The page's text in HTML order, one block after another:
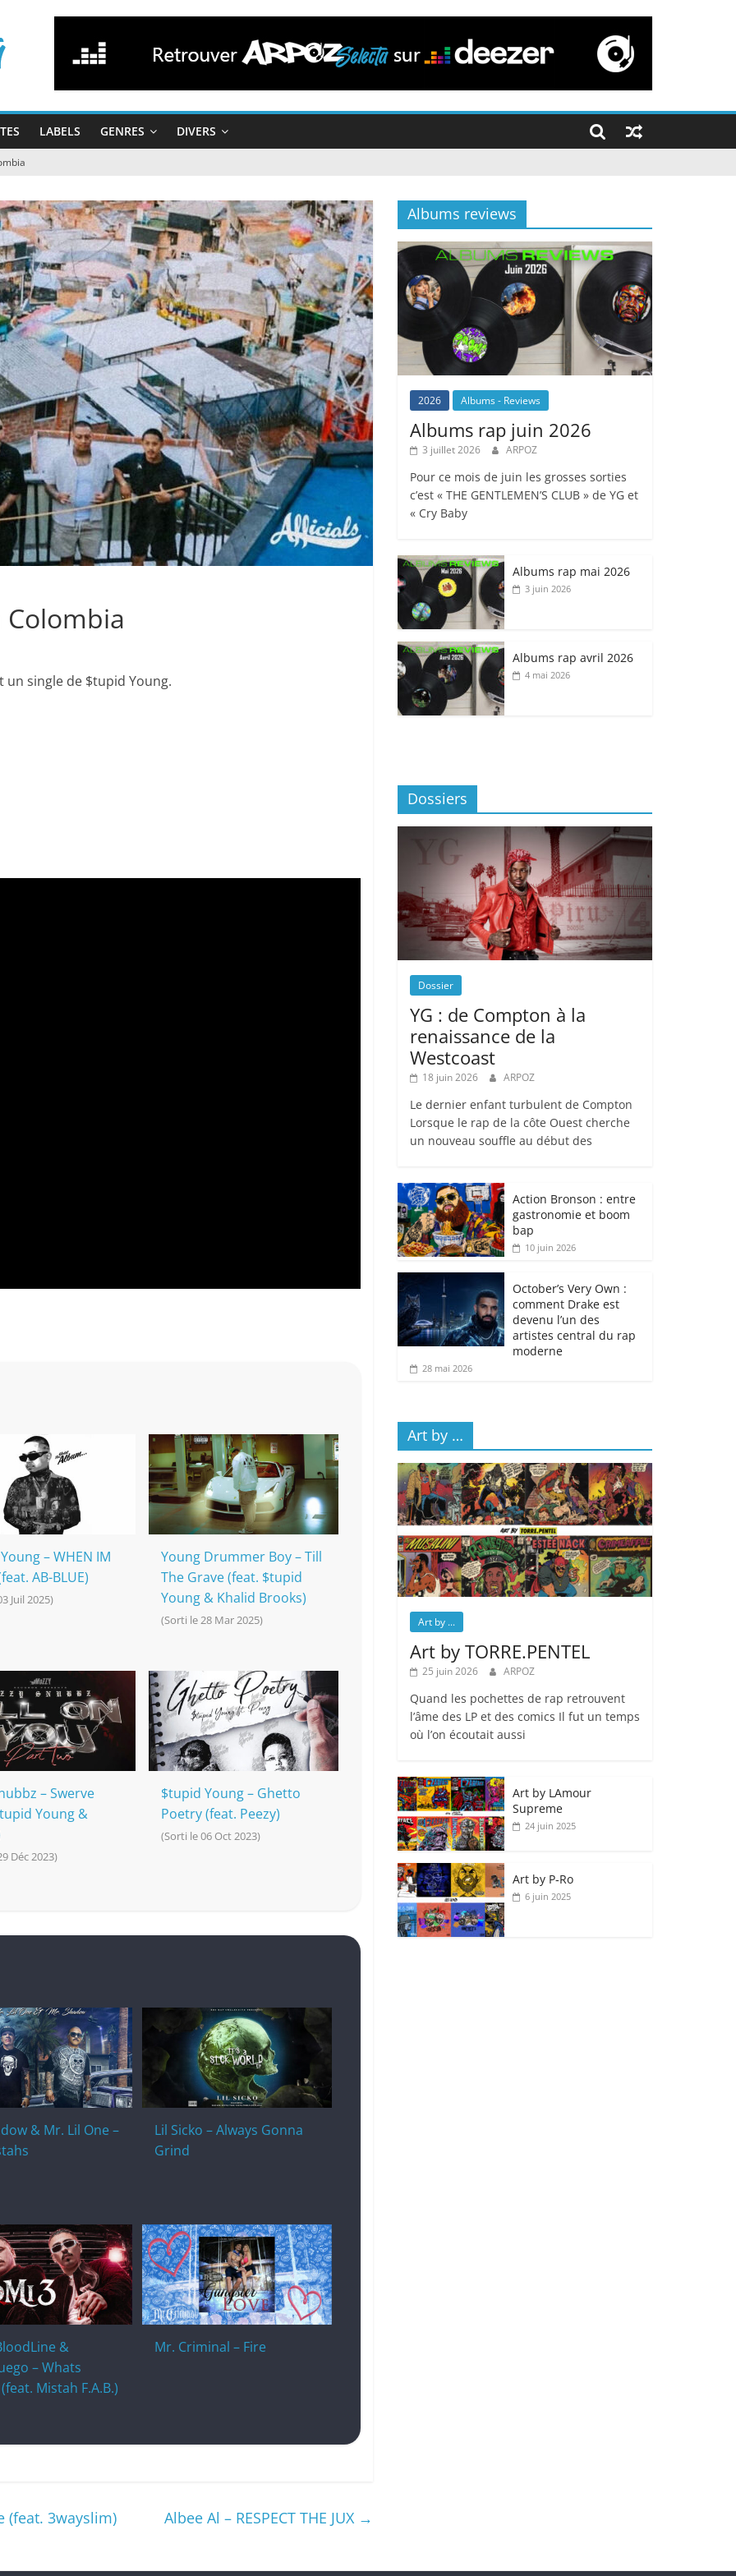
LABELS GENRES DIVERS
un single de $tupid Young.
– WHEN IM
AB-BLUE)
Juil 2025)
Young Drummer Boy – Till
The Grave (feat. $tupid
Young & Khalid Brooks)
(Sorti le 28 Mar 2025)
– Swerve
Young &
Déc 2023)
$tupid Young – Ghetto
Poetry (feat. Peezy)
(Sorti le 06 Oct 2023)
& Mr. Lil One –
Lil Sicko – Always Gonna
Grind
&
– Whats
Mistah F.A.B.)
Mr. Criminal – Fire
(feat. 3wayslim) Albee Al – RESPECT THE JUX →
Albums reviews
2026 Albums - Reviews
Albums rap juin 2026
3 juillet 2026 ARPOZ
Pour ce mois de juin les grosses sorties
c’est « THE GENTLEMEN’S CLUB » de YG et
« Cry Baby
Albums rap mai 2026
3 juin 2026
Albums rap avril 2026
4 mai 2026
Dossiers
Dossier
YG : de Compton à la
renaissance de la
Westcoast
18 juin 2026 ARPOZ
Le dernier enfant turbulent de Compton
Lorsque le rap de la côte Ouest cherche
un nouveau souffle au début des
Action Bronson : entre
gastronomie et boom
bap
10 juin 2026
October’s Very Own :
comment Drake est
devenu l’un des
artistes central du rap
moderne
28 mai 2026
Art by …
Art by ...
Art by TORRE.PENTEL
25 juin 2026 ARPOZ
Quand les pochettes de rap retrouvent
l’âme des LP et des comics Il fut un temps
où l’on écoutait aussi
Art by LAmour
Supreme
24 juin 2025
Art by P‑Ro
6 juin 2025